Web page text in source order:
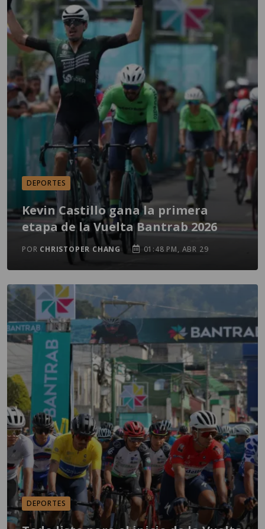
DEPORTES
Kevin Castillo gana la primera
etapa de la Vuelta Bantrab 2026
POR CHRISTOPER CHANG 01:48 PM, ABR 29
DEPORTES